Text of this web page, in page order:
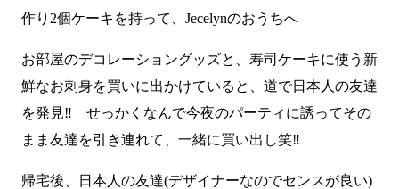
作り2個ケーキを持って、Jecelynのおうちへ
お部屋のデコレーショングッズと、寿司ケーキに使う新
鮮なお刺身を買いに出かけていると、道で日本人の友達
を発見‼ せっかくなんで今夜のパーティに誘ってその
まま友達を引き連れて、一緒に買い出し笑‼
帰宅後、日本人の友達(デザイナーなのでセンスが良い)